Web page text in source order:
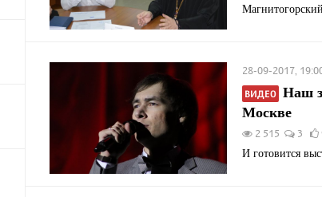
28-09-2017,
ВИДЕО Наш
Москве
2 515 3
И готовится